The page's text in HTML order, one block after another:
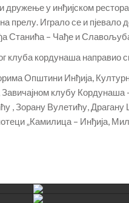
у инђијском
Играло се и пјевало
Станића – Чађе и
клуба кордунаша
Општини Инђија,
клубу
, Зорану Вулетићу, Драгану
„Камилица – Инђија,